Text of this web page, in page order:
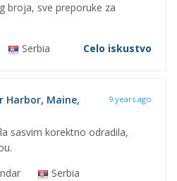
broja, sve preporuke za
Serbia Celo iskustvo
Harbor, Maine,
9 years ago
sasvim korektno odradila,
Serbia